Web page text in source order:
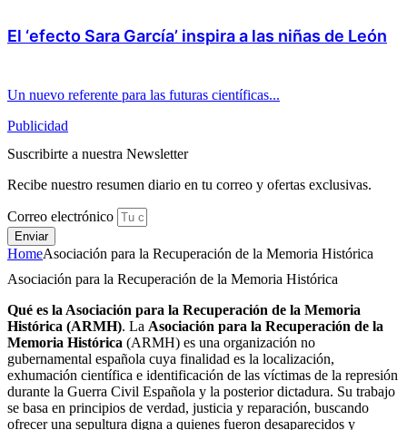
El ‘efecto Sara García’ inspira a las niñas de León
Un nuevo referente para las futuras científicas...
Publicidad
Suscribirte a nuestra Newsletter
Recibe nuestro resumen diario en tu correo y ofertas exclusivas.
Correo electrónico
Enviar
HomeAsociación para la Recuperación de la Memoria Histórica
Asociación para la Recuperación de la Memoria Histórica
Qué es la Asociación para la Recuperación de la Memoria
Histórica (ARMH). La Asociación para la Recuperación de la
Memoria Histórica (ARMH) es una organización no
gubernamental española cuya finalidad es la localización,
exhumación científica e identificación de las víctimas de la represión
durante la Guerra Civil Española y la posterior dictadura. Su trabajo
se basa en principios de verdad, justicia y reparación, buscando
ofrecer una sepultura digna a quienes fueron desaparecidos y